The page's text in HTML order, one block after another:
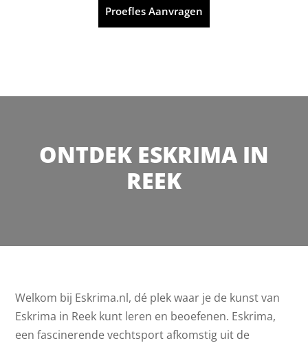
Proefles Aanvragen
ONTDEK ESKRIMA IN
REEK
Welkom bij Eskrima.nl, dé plek waar je de kunst van
Eskrima in Reek kunt leren en beoefenen. Eskrima,
een fascinerende vechtsport afkomstig uit de